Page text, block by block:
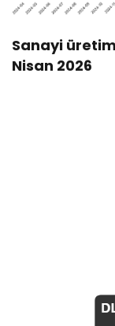
Sanayi
Nisan 2026